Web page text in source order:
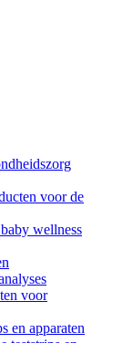
voor de
wellness
voor
en apparaten